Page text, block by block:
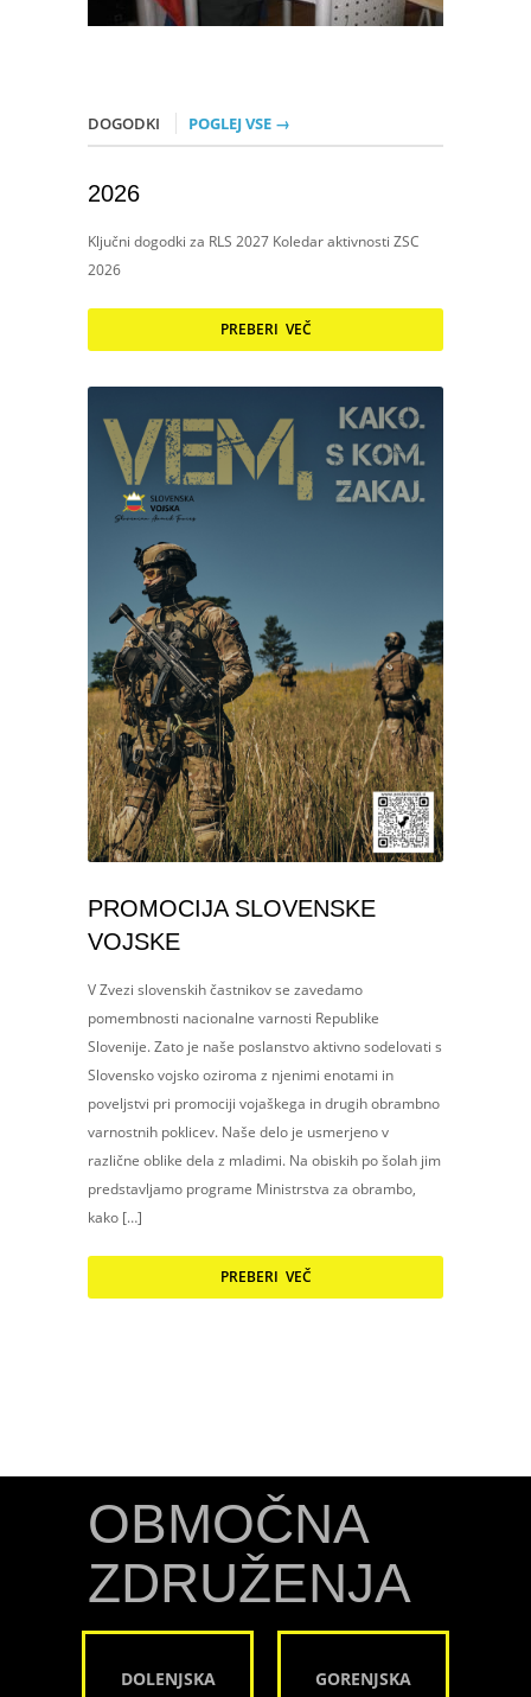
DOGODKI POGLEJ VSE →
2026
Ključni dogodki za RLS 2027 Koledar aktivnosti ZSC
2026
PREBERI VEČ
PROMOCIJA SLOVENSKE
VOJSKE
V Zvezi slovenskih častnikov se zavedamo
pomembnosti nacionalne varnosti Republike
Slovenije. Zato je naše poslanstvo aktivno sodelovati s
Slovensko vojsko oziroma z njenimi enotami in
poveljstvi pri promociji vojaškega in drugih obrambno
varnostnih poklicev. Naše delo je usmerjeno v
različne oblike dela z mladimi. Na obiskih po šolah jim
predstavljamo programe Ministrstva za obrambo,
kako […]
PREBERI VEČ
OBMOČNA
ZDRUŽENJA
DOLENJSKA
GORENJSKA